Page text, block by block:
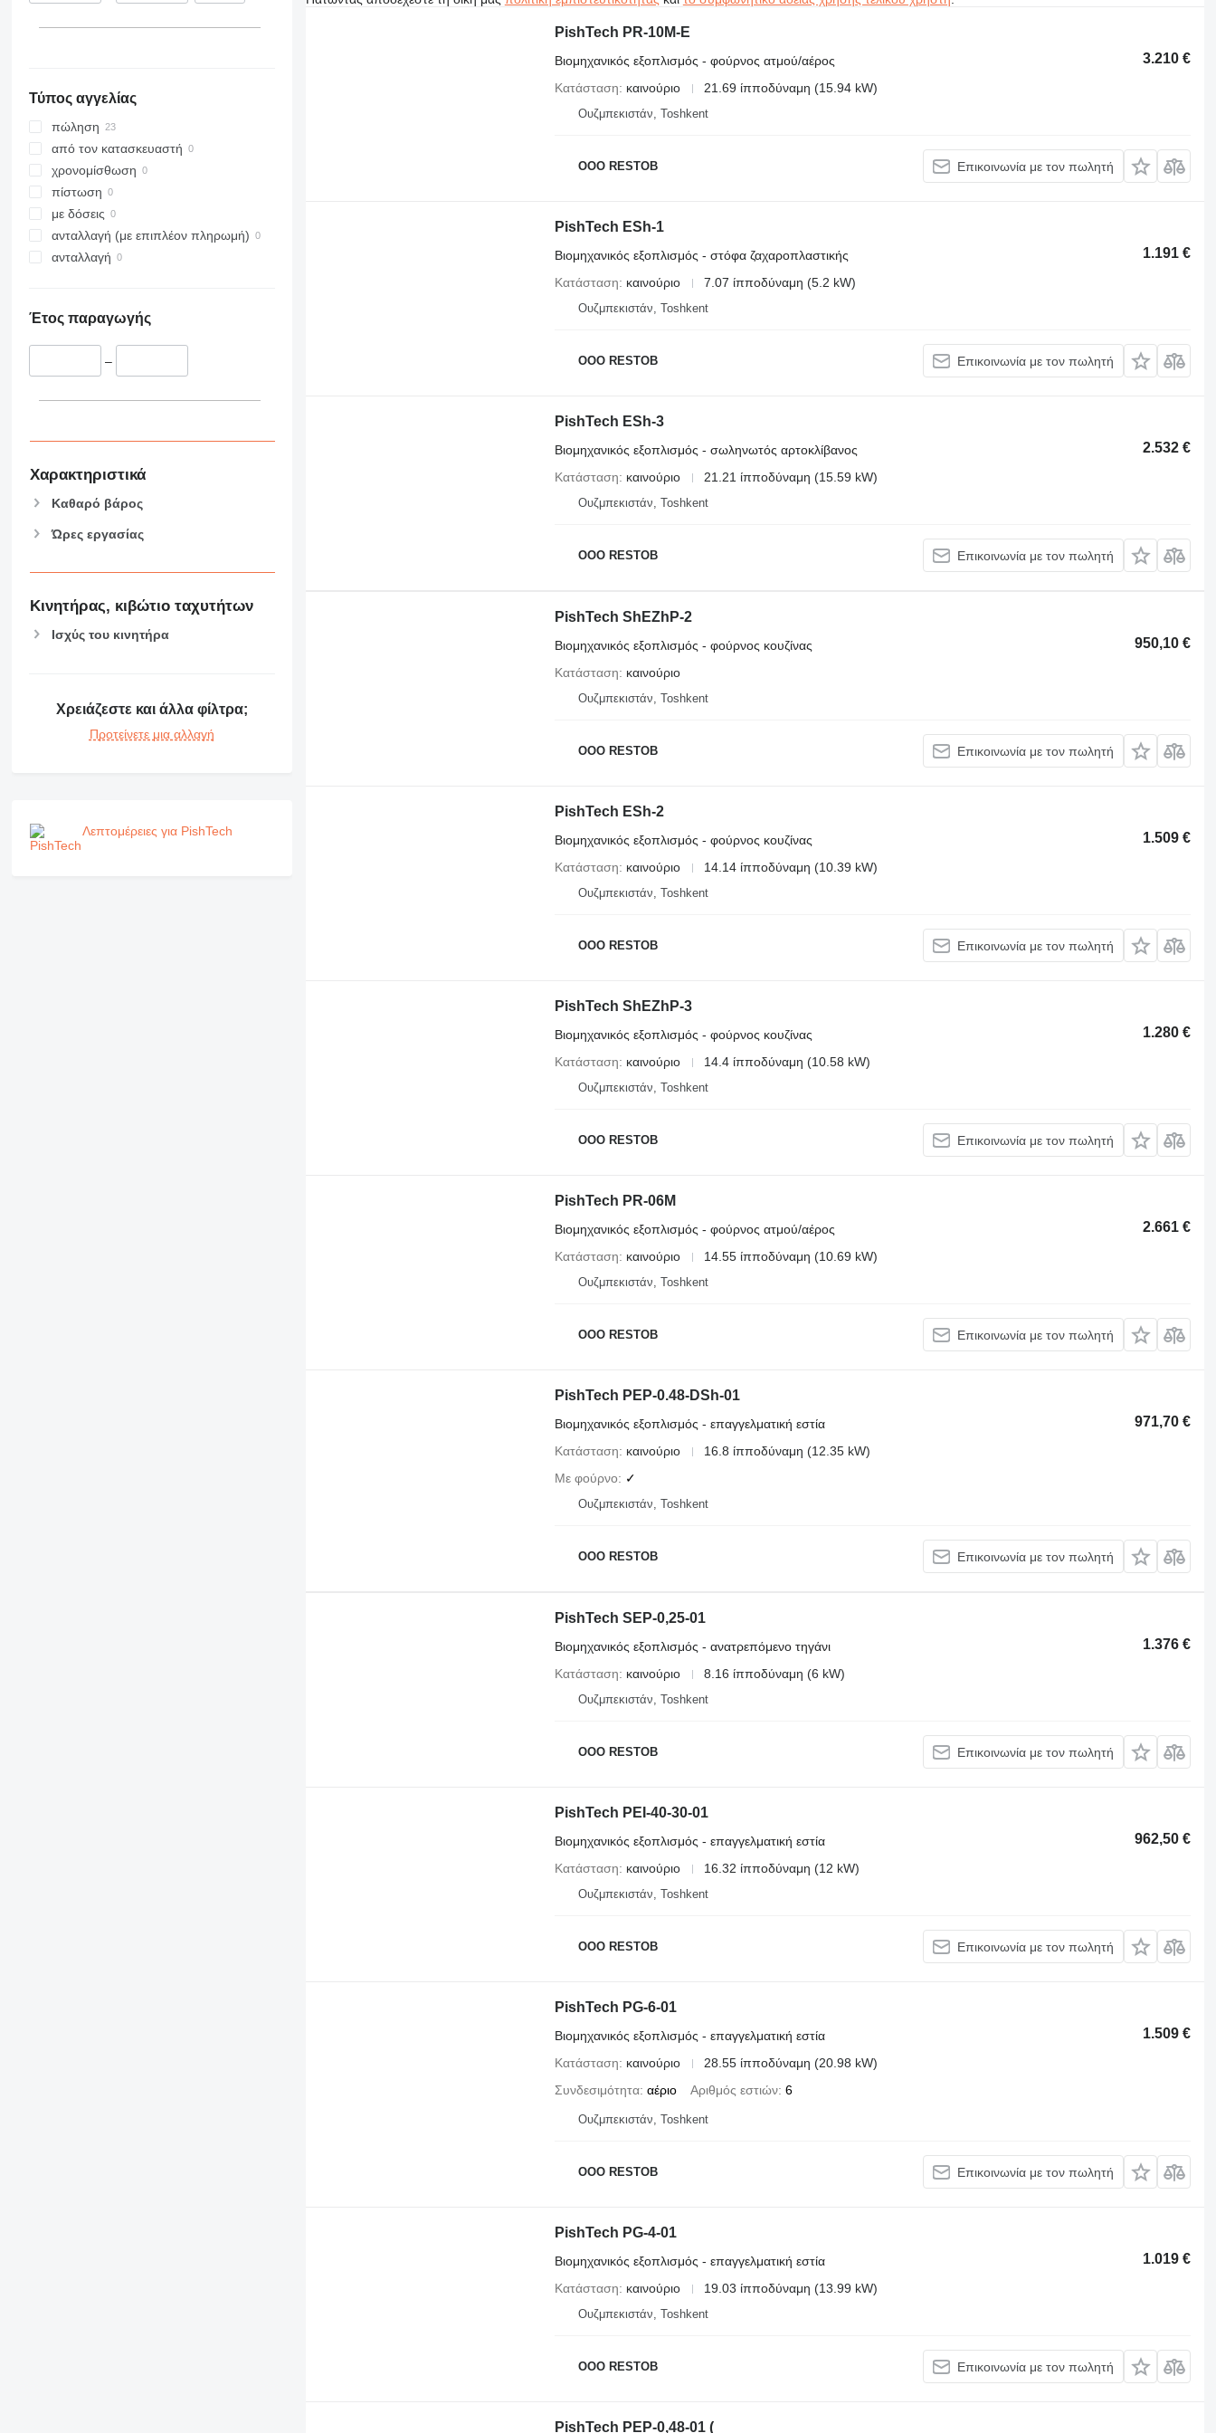
Τύπος αγγελίας
πώληση
από τον κατασκευαστή
χρονομίσθωση
πίστωση
με δόσεις
ανταλλαγή (με επιπλέον πληρωμή)
ανταλλαγή
Έτος παραγωγής
–
Χαρακτηριστικά
Καθαρό βάρος
Ώρες εργασίας
Κινητήρας, κιβώτιο ταχυτήτων
Ισχύς του κινητήρα
Χρειάζεστε και άλλα φίλτρα;
Προτείνετε μια αλλαγή
Λεπτομέρειες για PishTech
PishTech PR-10M-E
3.210 €
Βιομηχανικός εξοπλισμός - φούρνος ατμού/αέρος
Κατάσταση
καινούριο 21.69 ίπποδύναμη (15.94 kW)
Ουζμπεκιστάν, Toshkent
OOO RESTOB Επικοινωνία με τον πωλητή
PishTech ESh-1
1.191 €
Βιομηχανικός εξοπλισμός - στόφα ζαχαροπλαστικής
Κατάσταση
καινούριο 7.07 ίπποδύναμη (5.2 kW)
Ουζμπεκιστάν, Toshkent
OOO RESTOB Επικοινωνία με τον πωλητή
PishTech ESh-3
2.532 €
Βιομηχανικός εξοπλισμός - σωληνωτός αρτοκλίβανος
Κατάσταση
καινούριο 21.21 ίπποδύναμη (15.59 kW)
Ουζμπεκιστάν, Toshkent
OOO RESTOB Επικοινωνία με τον πωλητή
PishTech ShEZhP-2
950,10 €
Βιομηχανικός εξοπλισμός - φούρνος κουζίνας
Κατάσταση
καινούριο
Ουζμπεκιστάν, Toshkent
OOO RESTOB Επικοινωνία με τον πωλητή
PishTech ESh-2
1.509 €
Βιομηχανικός εξοπλισμός - φούρνος κουζίνας
Κατάσταση
καινούριο 14.14 ίπποδύναμη (10.39 kW)
Ουζμπεκιστάν, Toshkent
OOO RESTOB Επικοινωνία με τον πωλητή
PishTech ShEZhP-3
1.280 €
Βιομηχανικός εξοπλισμός - φούρνος κουζίνας
Κατάσταση
καινούριο 14.4 ίπποδύναμη (10.58 kW)
Ουζμπεκιστάν, Toshkent
OOO RESTOB Επικοινωνία με τον πωλητή
PishTech PR-06M
2.661 €
Βιομηχανικός εξοπλισμός - φούρνος ατμού/αέρος
Κατάσταση
καινούριο 14.55 ίπποδύναμη (10.69 kW)
Ουζμπεκιστάν, Toshkent
OOO RESTOB Επικοινωνία με τον πωλητή
PishTech PEP-0.48-DSh-01
971,70 €
Βιομηχανικός εξοπλισμός - επαγγελματική εστία
Κατάσταση
καινούριο
16.8 ίπποδύναμη (12.35 kW)
Με φούρνο
✓
Ουζμπεκιστάν, Toshkent
OOO RESTOB Επικοινωνία με τον πωλητή
PishTech SEP-0,25-01
1.376 €
Βιομηχανικός εξοπλισμός - ανατρεπόμενο τηγάνι
Κατάσταση
καινούριο 8.16 ίπποδύναμη (6 kW)
Ουζμπεκιστάν, Toshkent
OOO RESTOB Επικοινωνία με τον πωλητή
PishTech PEI-40-30-01
962,50 €
Βιομηχανικός εξοπλισμός - επαγγελματική εστία
Κατάσταση
καινούριο 16.32 ίπποδύναμη (12 kW)
Ουζμπεκιστάν, Toshkent
OOO RESTOB Επικοινωνία με τον πωλητή
PishTech PG-6-01
1.509 €
Βιομηχανικός εξοπλισμός - επαγγελματική εστία
Κατάσταση
καινούριο
28.55 ίπποδύναμη (20.98 kW)
Συνδεσιμότητα αέριο Αριθμός εστιών 6
Ουζμπεκιστάν, Toshkent
OOO RESTOB Επικοινωνία με τον πωλητή
PishTech PG-4-01
1.019 €
Βιομηχανικός εξοπλισμός - επαγγελματική εστία
Κατάσταση
καινούριο 19.03 ίπποδύναμη (13.99 kW)
Ουζμπεκιστάν, Toshkent
OOO RESTOB Επικοινωνία με τον πωλητή
PishTech PEP-0,48-01 (